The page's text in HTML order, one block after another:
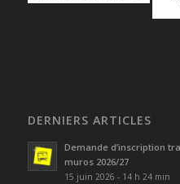
DERNIERS ARTICLES
Demande d’inscription
muros 2026/27
15 juin 2026 - 14 h 24 min